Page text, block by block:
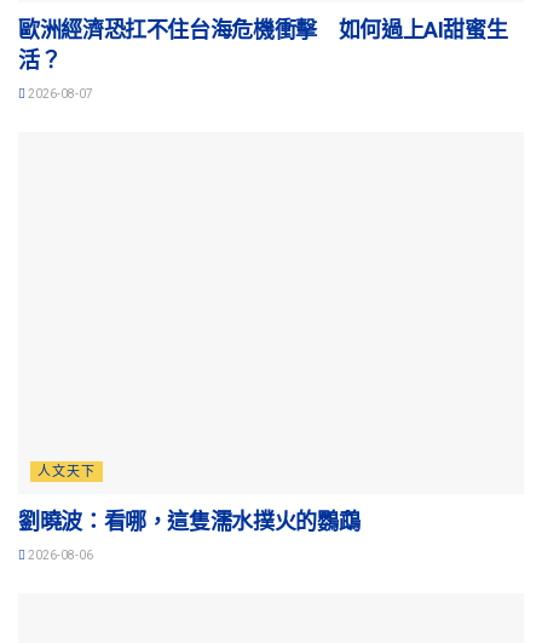
歐洲經濟恐扛不住台海危機衝擊 如何過上AI甜蜜生
活？
2026-08-07
人文天下
劉曉波：看哪，這隻濡水撲火的鸚鵡
2026-08-06